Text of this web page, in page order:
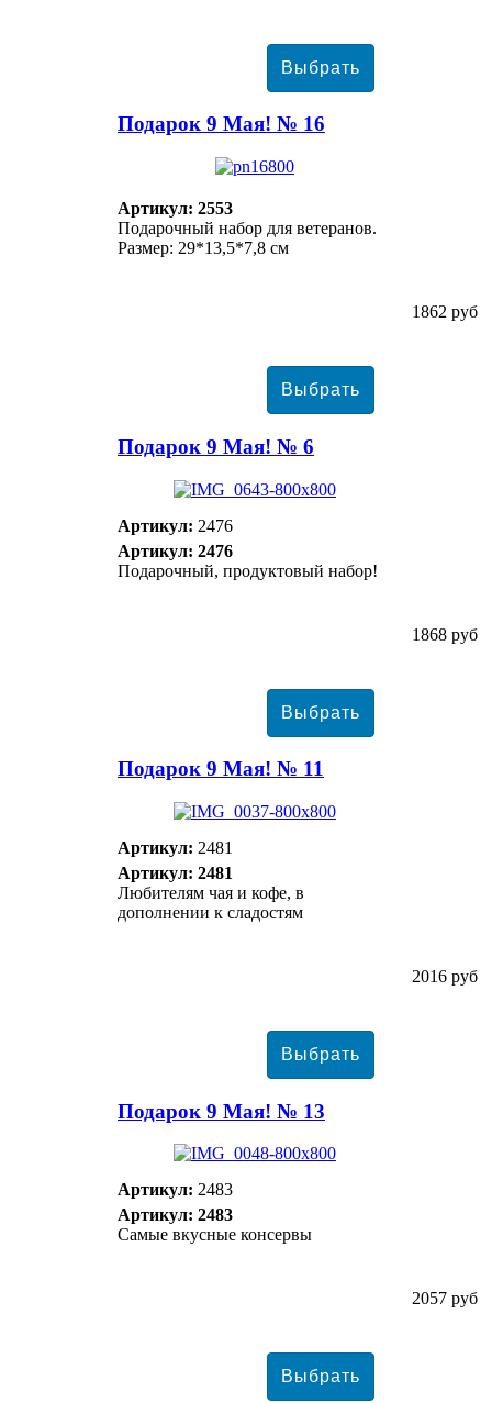
Подарок 9 Мая! № 16
Артикул: 2553
Подарочный набор для ветеранов.
Размер: 29*13,5*7,8 см
1862 руб
Подарок 9 Мая! № 6
Артикул: 2476
Артикул: 2476
Подарочный, продуктовый набор!
1868 руб
Подарок 9 Мая! № 11
Артикул: 2481
Артикул: 2481
Любителям чая и кофе, в
дополнении к сладостям
2016 руб
Подарок 9 Мая! № 13
Артикул: 2483
Артикул: 2483
Самые вкусные консервы
2057 руб